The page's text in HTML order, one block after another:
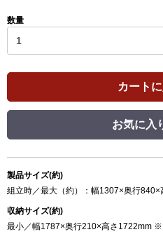
数量
カート
お気に入
製品サイズ(約)
組立時／最大（約）：幅1307×奥行840×
収納サイズ(約)
最小／幅1787×奥行210×高さ1722mm